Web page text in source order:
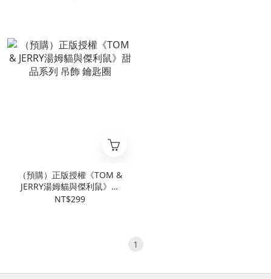
（預購）正版授權《TOM &
JERRY湯姆貓與傑利鼠》甜
品系列 吊飾 鑰匙圈
NT$299
1